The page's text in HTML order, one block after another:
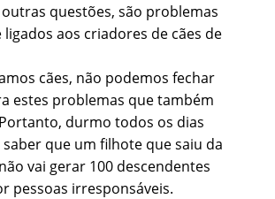
questões, são problemas
aos criadores de cães de
cães, não podemos fechar
estes problemas que também
durmo todos os dias
que um filhote que saiu da
vai gerar 100 descendentes
pessoas irresponsáveis.